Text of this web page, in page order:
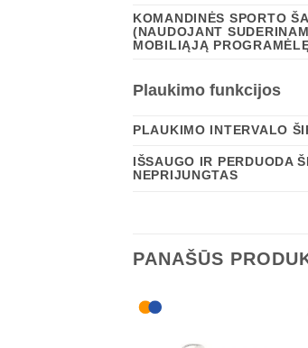
KOMANDINĖS SPORTO
(NAUDOJANT
MOBILIĄJĄ
Plaukimo funkcijos
PLAUKIMO INTERVALO
IŠSAUGO IR PERDUODA
NEPRIJUNGTAS
PANAŠŪS